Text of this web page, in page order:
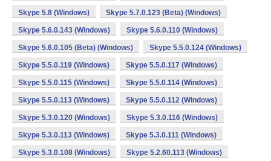
Skype 5.8 (Windows) Skype 5.7.0.123 (Beta) (Windows)
Skype 5.6.0.143 (Windows) Skype 5.6.0.110 (Windows)
Skype 5.6.0.105 (Beta) (Windows) Skype 5.5.0.124 (Windows)
Skype 5.5.0.119 (Windows) Skype 5.5.0.117 (Windows)
Skype 5.5.0.115 (Windows) Skype 5.5.0.114 (Windows)
Skype 5.5.0.113 (Windows) Skype 5.5.0.112 (Windows)
Skype 5.3.0.120 (Windows) Skype 5.3.0.116 (Windows)
Skype 5.3.0.113 (Windows) Skype 5.3.0.111 (Windows)
Skype 5.3.0.108 (Windows) Skype 5.2.60.113 (Windows)